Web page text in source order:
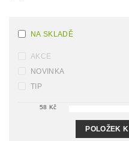
NA SKLADĚ
AKCE
NOVINKA
TIP
58 Kč
POLOŽEK